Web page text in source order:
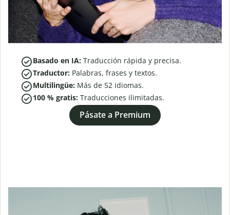
Basado en IA: Traducción rápida y precisa.
Traductor: Palabras, frases y textos.
Multilingüe: Más de 52 idiomas.
100 % gratis: Traducciones ilimitadas.
Pásate a Premium